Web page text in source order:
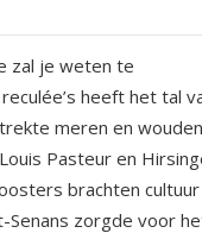
zal je weten te
heeft het tal
meren en wouden
Pasteur en
brachten cultuur
Senans zorgde voor